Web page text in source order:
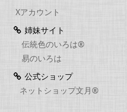
Xアカウント
姉妹サイト
伝統色のいろは®
易のいろは
公式ショップ
ネットショップ文月®